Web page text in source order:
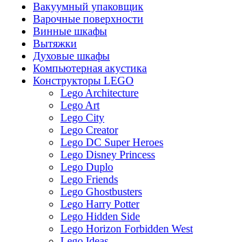
Вакуумный упаковщик
Варочные поверхности
Винные шкафы
Вытяжки
Духовые шкафы
Компьютерная акустика
Конструкторы LEGO
Lego Architecture
Lego Art
Lego City
Lego Creator
Lego DC Super Heroes
Lego Disney Princess
Lego Duplo
Lego Friends
Lego Ghostbusters
Lego Harry Potter
Lego Hidden Side
Lego Horizon Forbidden West